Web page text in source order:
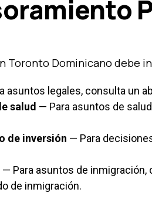
Toronto Dominicano debe
asuntos legales, consulta un
salud — Para asuntos de
de inversión — Para
— Para asuntos de
de inmigración.